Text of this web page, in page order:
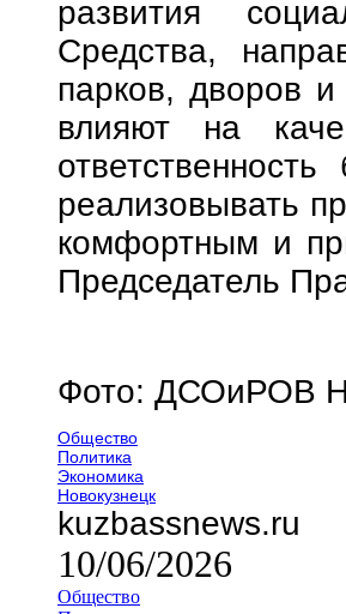
развития
Средства,
парков, дворов
влияют на
реализовывать
комфортным и
Председатель
Фото: ДСОиРОВ
Общество
Политика
Экономика
Новокузнецк
kuzbassnews.ru
10/06/2026
Общество